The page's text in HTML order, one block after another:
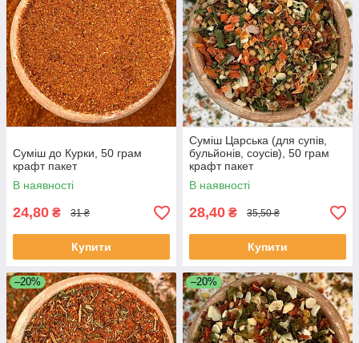
Суміш до Курки, 50 грам
крафт пакет
В наявності
24,80 ₴ 31 ₴
Купити
Суміш Царська (для супів,
бульйонів, соусів), 50 грам
крафт пакет
В наявності
28,40 ₴ 35,50 ₴
Купити
–20% –20%